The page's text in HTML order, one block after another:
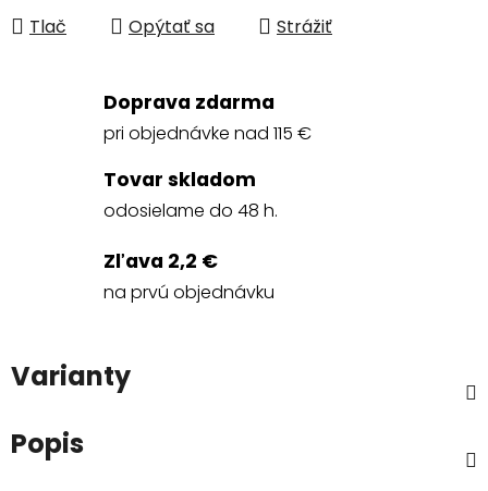
Tlač
Opýtať sa Strážiť
Doprava zdarma
pri objednávke nad 115 €
Tovar skladom
odosielame do 48 h.
Zľava 2,2 €
na prvú objednávku
Varianty
Popis